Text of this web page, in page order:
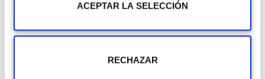
ACEPTAR LA SELECCIÓN
RECHAZAR
Seguiment dels resultats